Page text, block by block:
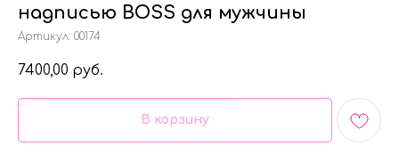
надписью BOSS для мужчины
Артикул: 00174
7400,00 руб.
В корзину